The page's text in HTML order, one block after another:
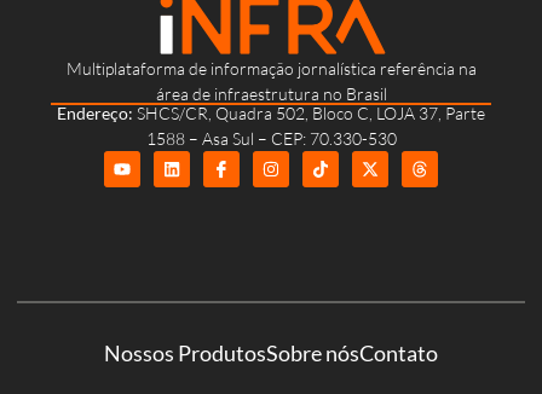
Multiplataforma de informação jornalística referência na
área de infraestrutura no Brasil
Endereço: SHCS/CR, Quadra 502, Bloco C, LOJA 37, Parte
1588 – Asa Sul – CEP: 70.330-530
Nossos ProdutosSobre nósContato